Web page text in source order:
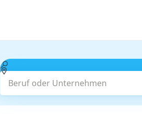
Beruf oder Unternehmen